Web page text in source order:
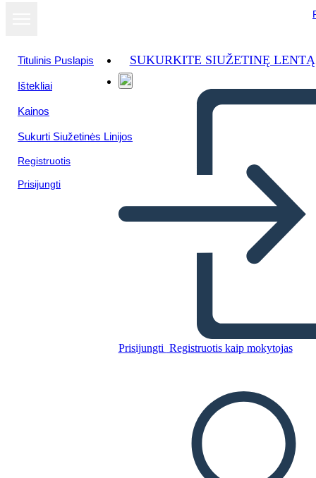
Titulinis Puslapis
Ištekliai
Kainos
Sukurti Siužetinės Linijos
Registruotis
Prisijungti
SUKURKITE SIUŽETINĘ LENTĄ
Prisijungti Registruotis kaip mokytojas
PALEISTI SKAIDRIŲ DEMONSTRACIJĄ
SKAITYK MAN